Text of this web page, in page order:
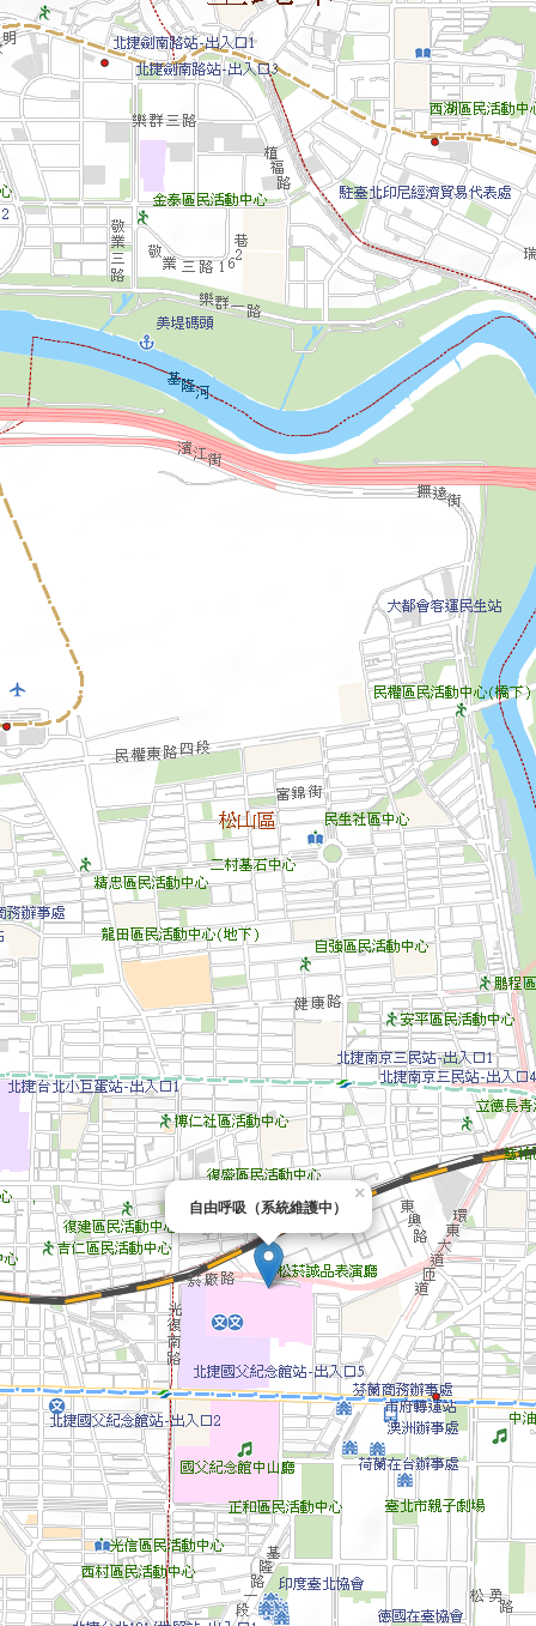
自由呼吸（系統維護中）
×